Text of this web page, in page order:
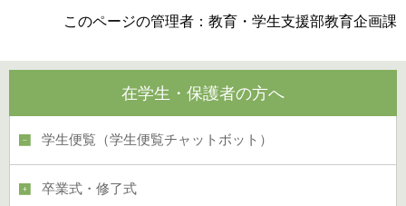
このページの管理者：教育・学生支援部教育企画課
在学生・保護者の方へ
学生便覧（学生便覧チャットボット）
卒業式・修了式